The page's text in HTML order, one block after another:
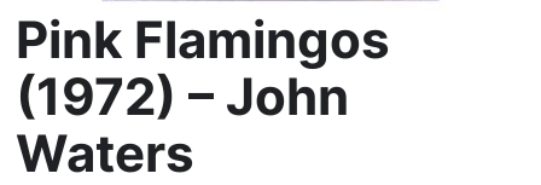
Pink Flamingos
(1972) – John
Waters